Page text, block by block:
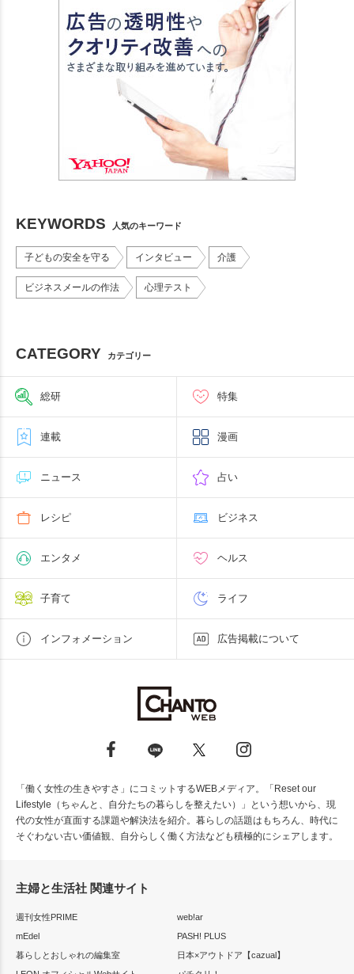
KEYWORDS 人気のキーワード
子どもの安全を守る インタビュー 介護
ビジネスメールの作法 心理テスト
CATEGORY カテゴリー
総研 特集
連載 漫画
ニュース 占い
レシピ ビジネス
エンタメ ヘルス
子育て ライフ
インフォメーション 広告掲載について
「働く女性の生きやすさ」にコミットするWEBメディア。「Reset our
Lifestyle（ちゃんと、自分たちの暮らしを整えたい）」という想いから、現
代の女性が直面する課題や解決法を紹介。暮らしの話題はもちろん、時代に
そぐわない古い価値観、自分らしく働く方法なども積極的にシェアします。
主婦と生活社 関連サイト
週刊女性PRIME
web!ar
mEdel
PASH! PLUS
暮らしとおしゃれの編集室
日本×アウトドア【cazual】